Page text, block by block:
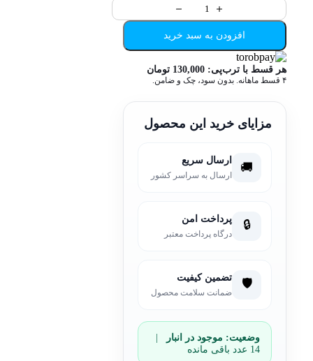
افزودن به سبد خرید
هر قسط با ترب‌پی: 130,000 تومان
۴ قسط ماهانه. بدون سود، چک و ضامن.
مزایای خرید این محصول
🚚 ارسال سریع
ارسال به سراسر کشور
🔒 پرداخت امن
درگاه پرداخت معتبر
🛡️ تضمین کیفیت
ضمانت سلامت محصول
وضعیت: موجود در انبار
14 عدد باقی مانده